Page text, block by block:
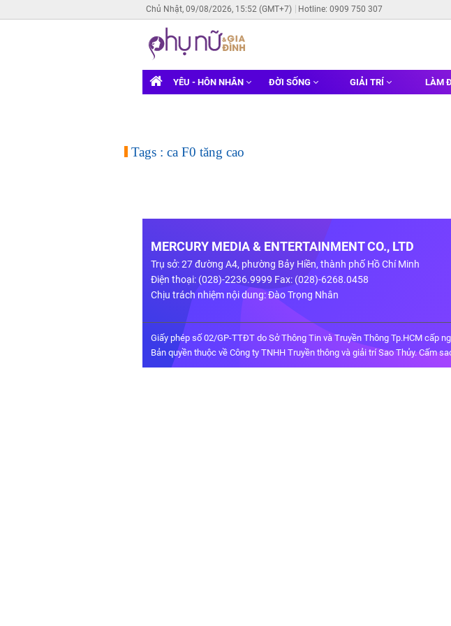
Chủ Nhật, 09/08/2026, 15:52 (GMT+7) Hotline: 0909 750 307
YÊU - HÔN NHÂN ĐỜI SỐNG GIẢI TRÍ LÀM
Tags : ca F0 tăng cao
MERCURY MEDIA & ENTERTAINMENT CO., LTD
Trụ sở: 27 đường A4, phường Bảy Hiền, thành phố Hồ Chí Minh
Điện thoại: (028)-2236.9999 Fax: (028)-6268.0458
Chịu trách nhiệm nội dung: Đào Trọng Nhân
Giấy phép số 02/GP-TTĐT do Sở Thông Tin và Truyền Thông Tp.HCM cấp
Bản quyền thuộc về Công ty TNHH Truyền thông và giải trí Sao Thủy. Cấm